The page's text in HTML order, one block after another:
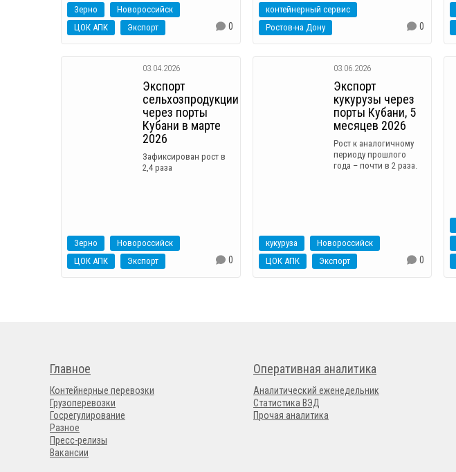
Зерно
Новороссийск
ЦОК АПК
Экспорт 0
контейнерный сервис
Ростов-на Дону
0
03.04.2026
Экспорт
сельхозпродукции
через порты
Кубани в марте
2026
Зафиксирован рост в
2,4 раза
Зерно
Новороссийск
ЦОК АПК
Экспорт 0
03.06.2026
Экспорт
кукурузы через
порты Кубани, 5
месяцев 2026
Рост к аналогичному
периоду прошлого
года – почти в 2 раза.
кукуруза
Новороссийск
ЦОК АПК
Экспорт 0
Главное
Контейнерные перевозки
Грузоперевозки
Госрегулирование
Разное
Пресс-релизы
Вакансии
Оперативная аналитика
Аналитический еженедельник
Статистика ВЭД
Прочая аналитика